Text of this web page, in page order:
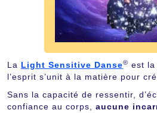
La Light Sensitive Danse® est la
l’esprit s’unit à la matière pour
Sans la capacité de ressentir,
confiance au corps, aucune